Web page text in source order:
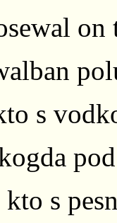
s
s